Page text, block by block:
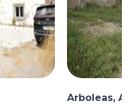
Arboleas,